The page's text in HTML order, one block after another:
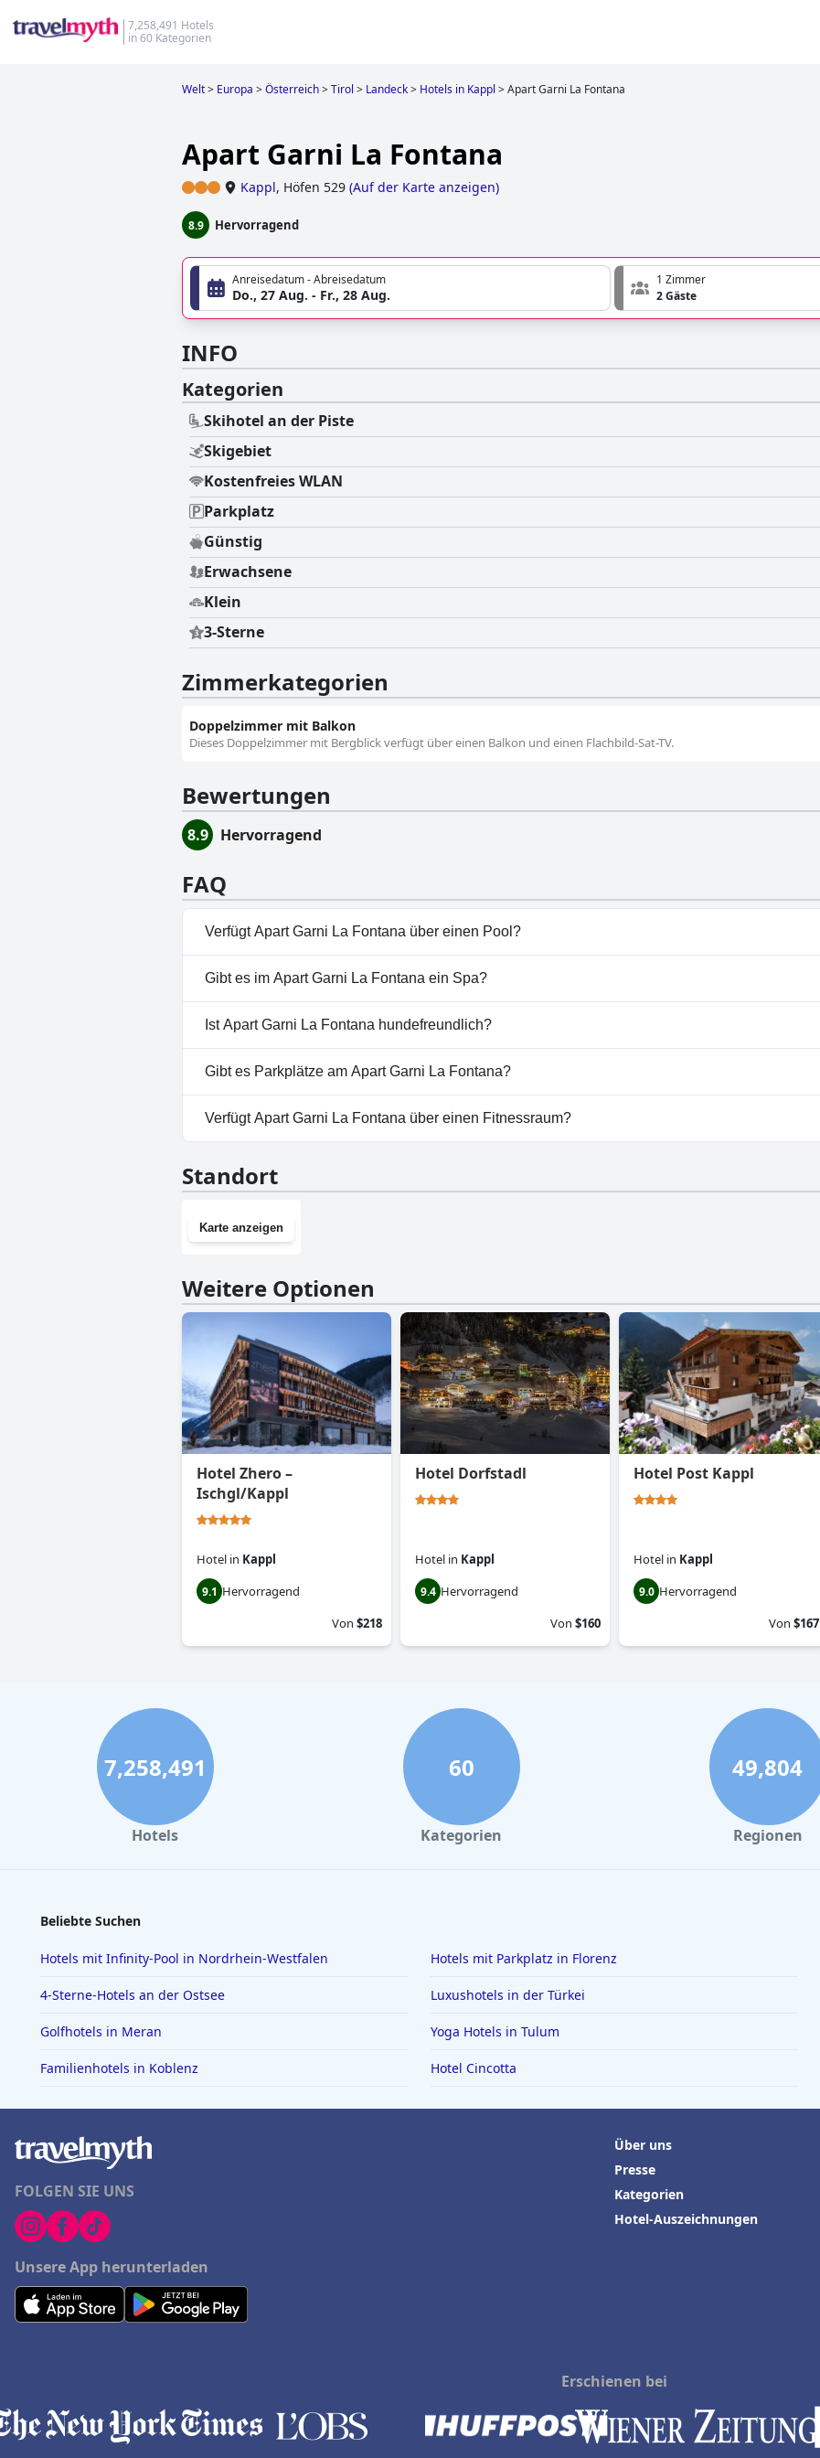
7,258,491 Hotels
in 60 Kategorien
Welt> Europa >Österreich>Tirol > Landeck> Hotels in Kappl >Apart Garni La Fontana
Apart Garni La Fontana
Kappl, Höfen 529 (Auf der Karte anzeigen)
8.9 Hervorragend
Anreisedatum - Abreisedatum
Do., 27 Aug. - Fr., 28 Aug.
1 Zimmer
2 Gäste
INFO
Kategorien
Skihotel an der Piste
Skigebiet
Kostenfreies WLAN
Parkplatz
Günstig
Erwachsene
Klein
3-Sterne
Zimmerkategorien
Doppelzimmer mit Balkon
Dieses Doppelzimmer mit Bergblick verfügt über einen Balkon und einen Flachbild-Sat-TV.
Bewertungen
8.9 Hervorragend
FAQ
Verfügt Apart Garni La Fontana über einen Pool?
Nein, Apart Garni La Fontana hat keinen Pool.
Gibt es im Apart Garni La Fontana ein Spa?
Nein, ein Spa ist im Apart Garni La Fontana nicht vorhanden.
Ist Apart Garni La Fontana hundefreundlich?
Nein, Apart Garni La Fontana erlaubt keine Hunde.
Gibt es Parkplätze am Apart Garni La Fontana?
Ja, Parkmöglichkeiten sind im Apart Garni La Fontana vorhanden.
Verfügt Apart Garni La Fontana über einen Fitnessraum?
Standort
Karte anzeigen
Weitere Optionen
Hotel Zhero –
Ischgl/Kappl
Hotel in Kappl
9.1 Hervorragend
Von $218
Hotel Dorfstadl
Hotel in Kappl
9.4 Hervorragend
Von $160
Hotel Post Kappl
Hotel in Kappl
9.0 Hervorragend
Von $167
7,258,491
Hotels
60
Kategorien
49,804
Regionen
Beliebte Suchen
Hotels mit Infinity-Pool in Nordrhein-Westfalen Hotels mit Parkplatz in Florenz
4-Sterne-Hotels an der Ostsee Luxushotels in der Türkei
Golfhotels in Meran Yoga Hotels in Tulum
Familienhotels in Koblenz Hotel Cincotta
FOLGEN SIE UNS
Unsere App herunterladen
Über uns
Presse
Kategorien
Hotel-Auszeichnungen
Erschienen bei